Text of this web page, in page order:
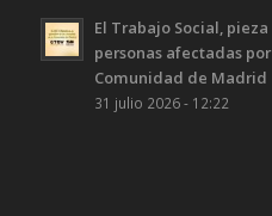
El Trabajo Social,
personas afectadas
Comunidad de Madrid
31 julio 2026 - 12:22